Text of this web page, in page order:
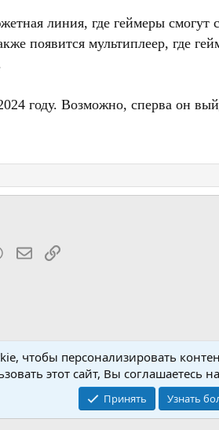
линия, где геймеры
появится мультиплеер, где
году. Возможно, сперва он
WhatsApp
Электронная почта
Ссылка
чтобы персонализировать
этот сайт, Вы соглашаетесь
Принять Узнать